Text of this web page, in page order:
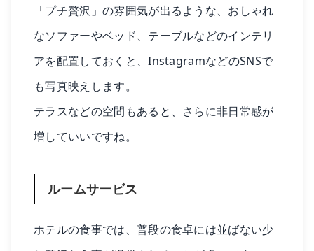
「プチ贅沢」の雰囲気が出るような、おしゃれ
なソファーやベッド、テーブルなどのインテリ
アを配置しておくと、InstagramなどのSNSで
も写真映えします。
テラスなどの空間もあると、さらに非日常感が
増していいですね。
ルームサービス
ホテルの食事では、普段の食卓には並ばない少